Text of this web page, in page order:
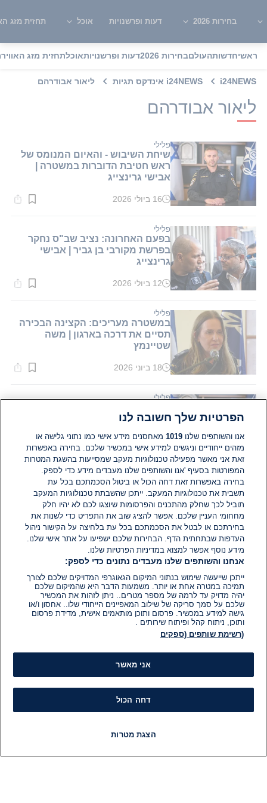
בחירות 2026 דעות ופרשנויות אוכל תחזית מזג
ראשיחדשותהעולםבחירות 2026 דעות ופרשנויותאוכלתחזית מזג האוויר
i24NEWS i24NEWS אינדקס תגיות ליאור אבודרהם
ליאור אבודרהם
פלילי
שיחת השיבוש - והאיום המנומס של
ראש חטיבת הדוברות במשטרה |
אבישי גרינצייג
זמן
דקות.
16 ביולי 2026
פלילי
בפעם האחרונה: נציב שב"ס נחקר
בפרשת מקורבי בן גביר | אבישי
גרינצייג
זמן
דקות.
12 ביולי 2026
פלילי
במשטרה מעריכים: הקצינה הבכירה
תסיים את דרכה בארגון | משה
שטיינמץ
זמן
דקות.
18 ביוני 2026
פלילי
שנחקר בחשד להטרדה מינית של
זמן
קריאה:
1
דקות.
04 ביוני 2026
הפרטיות שלך חשובה לנו
אנו והשותפים שלנו1019 מאחסנים מידע אישי כמו נתוני גלישה או
מזהים ייחודיים וניגשים למידע אישי במכשיר שלכם. בחירה באפשרות
זאת אני מאשר מפעילה טכנולוגיות מעקב שמסייעות בהשגת המטרות
המפורטות בסעיף 'אנו והשותפים שלנו מעבדים מידע כדי לספק.
בחירה באפשרות זאת דחה הכול או ביטול הסכמתכם בכל עת
תשבית את טכנולוגיות המעקב. ייתכן שהשבתת טכנולוגיות המעקב
תוביל לכך שחלק מהתכנים והפרסומות שיוצגו לכם לא יהיו חלק
מחחומי העניין שלכם. אפשר להציג שוב את התפריט כדי לשנות את
בחירתכם או לבטל את הסכמתכם בכל עת בלחיצה על הקישור ניהול
העדפות שבתחתית הדף. הבחירות שלכם ישפיעו על אתר אישי שלנו.
מידע נוסף אפשר למצוא במדיניות הפרטיות שלנו.
אנחנו והשותפים שלנו מעבדים נתונים כדי לספק:
ייתכן שייעשה שימוש בנתוני המיקום הגאוגרפי המדויקים שלכם לצורך
תמיכה במטרה אחת או יותר. משמעות הדבר היא שהמיקום שלכם
יהיה מדויק עד לרמה של מספר מטרים.. ניתן לזהות את המכשיר
שלכם על סמך סריקה של שילוב המאפיינים הייחודי שלו.. אחסון ו/או
גישה למידע במכשיר. פרסום ותוכן מותאמים אישית, מדידת פרסום
ותוכן, ניתוח קהל ופיתוח שירותים .
(רשימת שותפים (ספקים
אני מאשר
דחה הכול
הצגת מטרות